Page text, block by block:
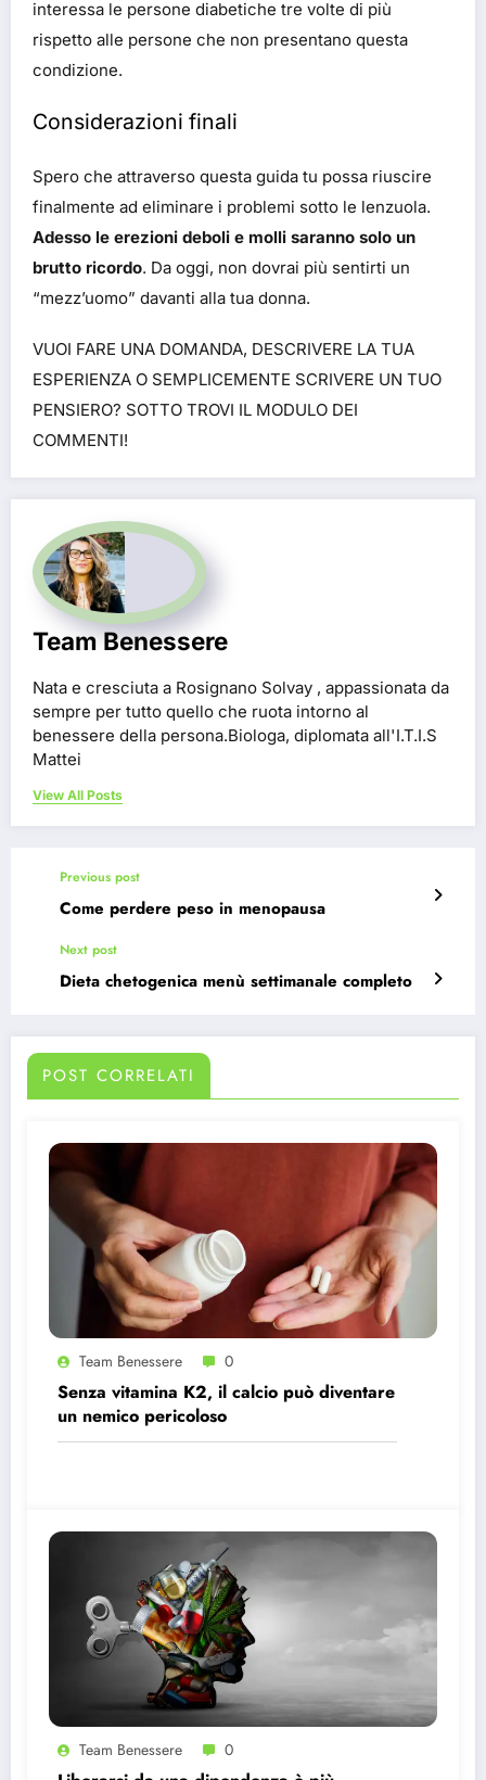
interessa le persone diabetiche tre volte di più
rispetto alle persone che non presentano questa
condizione.
Considerazioni finali
Spero che attraverso questa guida tu possa riuscire
finalmente ad eliminare i problemi sotto le lenzuola.
Adesso le erezioni deboli e molli saranno solo un
brutto ricordo. Da oggi, non dovrai più sentirti un
“mezz’uomo” davanti alla tua donna.
VUOI FARE UNA DOMANDA, DESCRIVERE LA TUA
ESPERIENZA O SEMPLICEMENTE SCRIVERE UN TUO
PENSIERO? SOTTO TROVI IL MODULO DEI
COMMENTI!
Team Benessere
Nata e cresciuta a Rosignano Solvay , appassionata da
sempre per tutto quello che ruota intorno al
benessere della persona.Biologa, diplomata all'I.T.I.S
Mattei
View All Posts
Previous post
Come perdere peso in menopausa
Next post
Dieta chetogenica menù settimanale completo
POST CORRELATI
Team Benessere 0
Senza vitamina K2, il calcio può diventare
un nemico pericoloso
Team Benessere 0